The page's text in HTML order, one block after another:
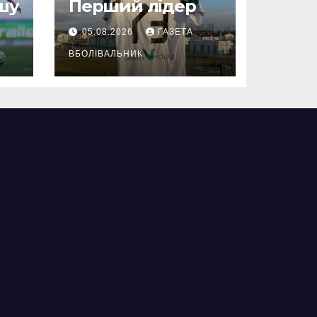
Перший лідер
05.08.2026 ГАЗЕТА
ВБОЛІВАЛЬНИК